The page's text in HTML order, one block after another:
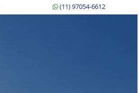
(11) 97054-6612